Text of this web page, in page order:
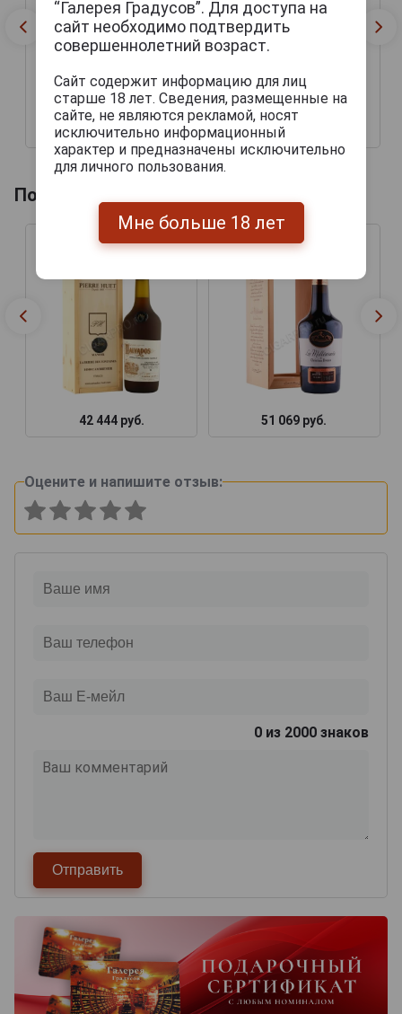
9 180 руб. 11 540 руб.
Похожие товары по году производства
42 444 руб. 51 069 руб.
Оцените и напишите отзыв:
0 из 2000 знаков
“Галерея Градусов”. Для доступа на
сайт необходимо подтвердить
совершеннолетний возраст.
Сайт содержит информацию для лиц
старше 18 лет. Сведения, размещенные на
сайте, не являются рекламой, носят
исключительно информационный
характер и предназначены исключительно
для личного пользования.
Мне больше 18 лет